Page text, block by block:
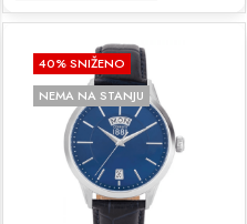
40% SNIŽENO
NEMA NA STANJU